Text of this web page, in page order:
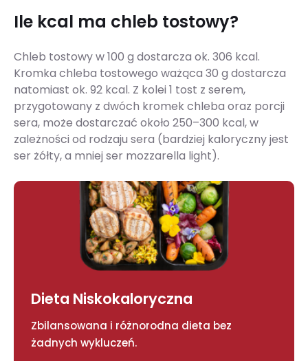
Ile kcal ma chleb tostowy?
Chleb tostowy w 100 g dostarcza ok. 306 kcal.
Kromka chleba tostowego ważąca 30 g dostarcza
natomiast ok. 92 kcal. Z kolei 1 tost z serem,
przygotowany z dwóch kromek chleba oraz porcji
sera, może dostarczać około 250–300 kcal, w
zależności od rodzaju sera (bardziej kaloryczny jest
ser żółty, a mniej ser mozzarella light).
Dieta Niskokaloryczna
Zbilansowana i różnorodna dieta bez
żadnych wykluczeń.